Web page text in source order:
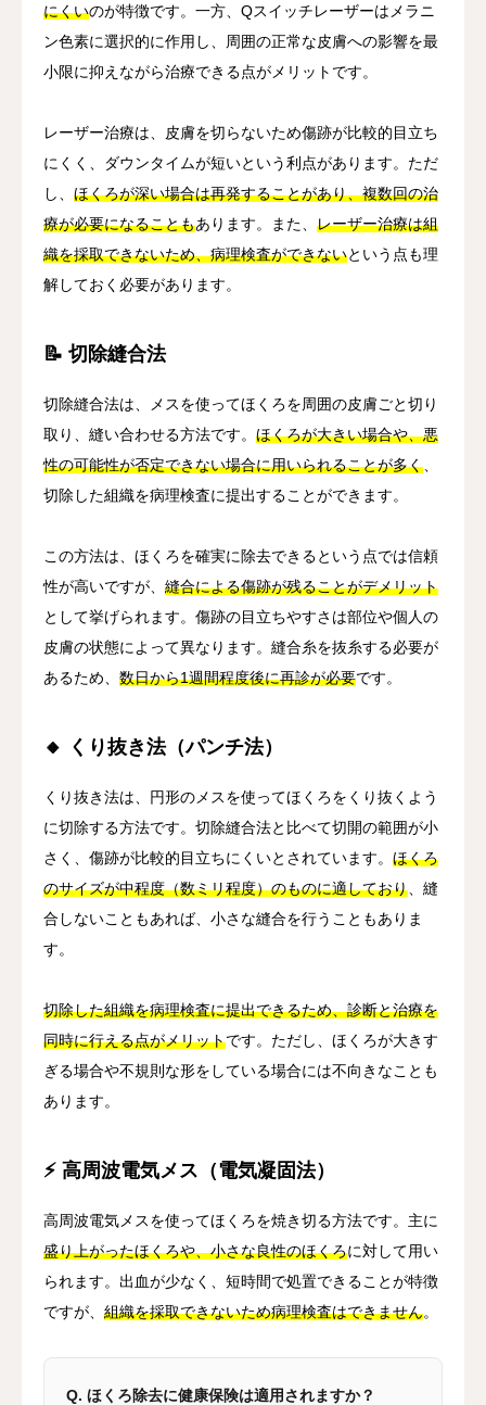
にくいのが特徴です。一方、Qスイッチレーザーはメラニ
ン色素に選択的に作用し、周囲の正常な皮膚への影響を最
小限に抑えながら治療できる点がメリットです。
レーザー治療は、皮膚を切らないため傷跡が比較的目立ち
にくく、ダウンタイムが短いという利点があります。ただ
し、 ほくろが深い場合は再発することがあり、複数回の治
療が必要になることもあります。また、 レーザー治療は組
織を採取できないため、病理検査ができないという点も理
解しておく必要があります。
📝 切除縫合法
切除縫合法は、メスを使ってほくろを周囲の皮膚ごと切り
取り、縫い合わせる方法です。 ほくろが大きい場合や、悪
性の可能性が否定できない場合に用いられることが多く
切除した組織を病理検査に提出することができます。
この方法は、ほくろを確実に除去できるという点では信頼
性が高いですが、 縫合による傷跡が残ることがデメリット
として挙げられます。傷跡の目立ちやすさは部位や個人の
皮膚の状態によって異なります。縫合糸を抜糸する必要が
あるため、 数日から1週間程度後に再診が必要です。
🔸 くり抜き法（パンチ法）
くり抜き法は、円形のメスを使ってほくろをくり抜くよう
に切除する方法です。切除縫合法と比べて切開の範囲が小
さく、傷跡が比較的目立ちにくいとされています。 ほくろ
のサイズが中程度（数ミリ程度）のものに適しており 、縫
合しないこともあれば、小さな縫合を行うこともありま
す。
切除した組織を病理検査に提出できるため、診断と治療を
同時に行える点がメリットです。ただし、ほくろが大きす
ぎる場合や不規則な形をしている場合には不向きなことも
あります。
⚡ 高周波電気メス（電気凝固法）
高周波電気メスを使ってほくろを焼き切る方法です。主に
盛り上がったほくろや、小さな良性のほくろに対して用い
られます。出血が少なく、短時間で処置できることが特徴
ですが、 組織を採取できないため病理検査はできません。
Q. ほくろ除去に健康保険は適用されますか？